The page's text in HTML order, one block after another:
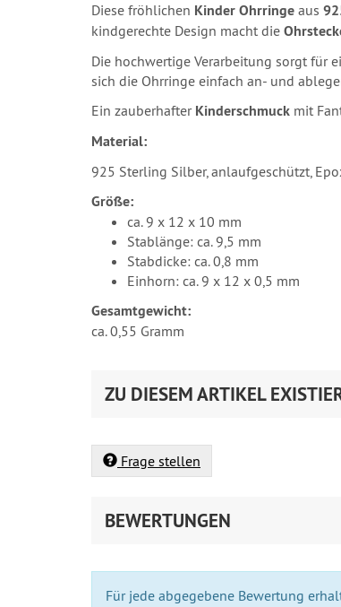
Diese fröhlichen Kinder Ohrringe aus
kindgerechte Design macht die
Die hochwertige Verarbeitung sorgt für
sich die Ohrringe einfach an- und
Ein zauberhafter Kinderschmuck mit
Material:
925 Sterling Silber, anlaufgeschützt,
Größe:
ca. 9 x 12 x 10 mm
Stablänge: ca. 9,5 mm
Stabdicke: ca. 0,8 mm
Einhorn: ca. 9 x 12 x 0,5 mm
Gesamtgewicht:
ca. 0,55 Gramm
ZU DIESEM ARTIKEL
Frage stellen
BEWERTUNGEN
Für jede abgegebene Bewertung